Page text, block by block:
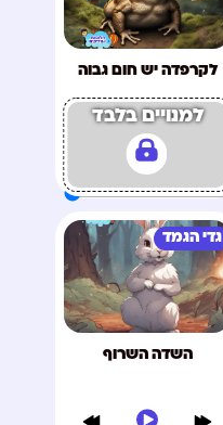
לקרפדה יש חום גבוה
למנויים בלבד
גדי הגמד
השדה השרוף